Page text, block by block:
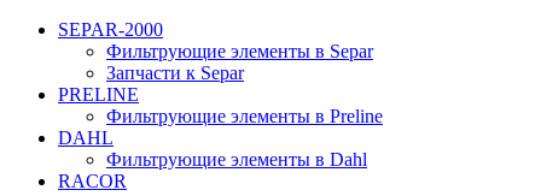
SEPAR-2000
Фильтрующие элементы в Separ
Запчасти к Separ
PRELINE
Фильтрующие элементы в Preline
DAHL
Фильтрующие элементы в Dahl
RACOR